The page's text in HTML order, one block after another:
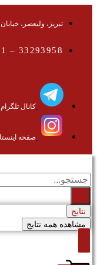
تبریز، ولیعصر،
33293958 – 33298421 – ( 041)
کانال تلگرام
صفحه
جستجو
...
نتایج
مشاهده همه نتایج